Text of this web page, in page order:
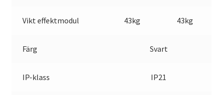
Vikt effektmodul 43kg 43kg
Färg Svart
IP-klass IP21